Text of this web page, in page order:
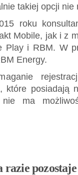
takiej opcji nie
roku
Mobile, jak i z
Play i RBM. W
Energy.
które posiadają
ma